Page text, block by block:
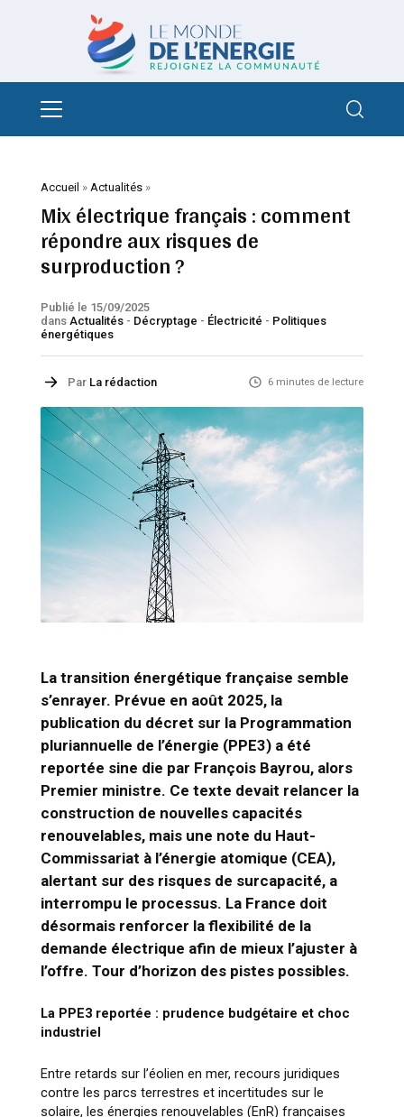
Accueil » Actualités»
Mix électrique français : comment
répondre aux risques de
surproduction ?
Publié le 15/09/2025
dans Actualités- Décryptage - Électricité - Politiques
énergétiques
Par La rédaction 6 minutes de lecture
La transition énergétique française semble
s’enrayer. Prévue en août 2025, la
publication du décret sur la Programmation
pluriannuelle de l’énergie (PPE3) a été
reportée sine die par François Bayrou, alors
Premier ministre. Ce texte devait relancer la
construction de nouvelles capacités
renouvelables, mais une note du Haut-
Commissariat à l’énergie atomique (CEA),
alertant sur des risques de surcapacité, a
interrompu le processus. La France doit
désormais renforcer la flexibilité de la
demande électrique afin de mieux l’ajuster à
l’offre. Tour d’horizon des pistes possibles.
La PPE3 reportée : prudence budgétaire et choc
industriel
Entre retards sur l’éolien en mer, recours juridiques
contre les parcs terrestres et incertitudes sur le
solaire, les énergies renouvelables (EnR) françaises